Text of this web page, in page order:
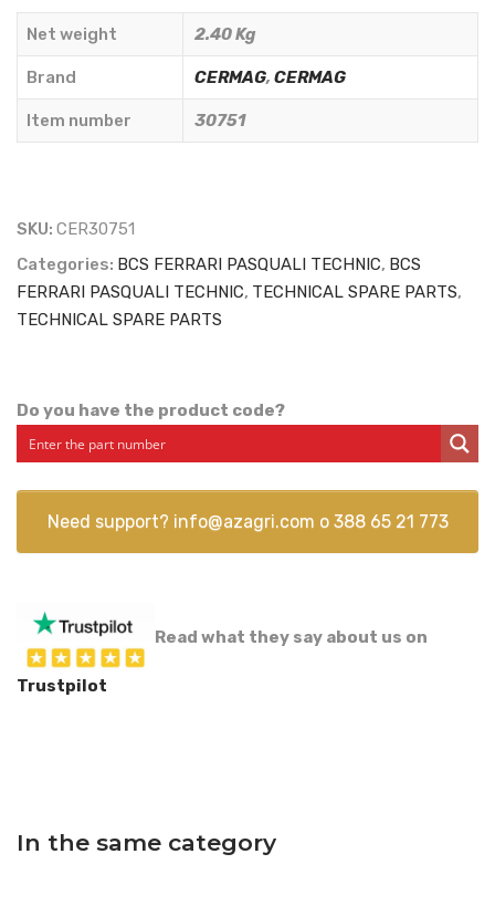
Length
204
mm
-
Cross
CERMAG
-
30751
quantity
Net weight 2.40 Kg
Brand CERMAG, CERMAG
Item number 30751
SKU: CER30751
Categories: BCS FERRARI PASQUALI TECHNIC, BCS
FERRARI PASQUALI TECHNIC, TECHNICAL SPARE PARTS,
TECHNICAL SPARE PARTS
Do you have the product code?
Need support? info@azagri.com o 388 65 21 773
Read what they say about us on
Trustpilot
In the same category